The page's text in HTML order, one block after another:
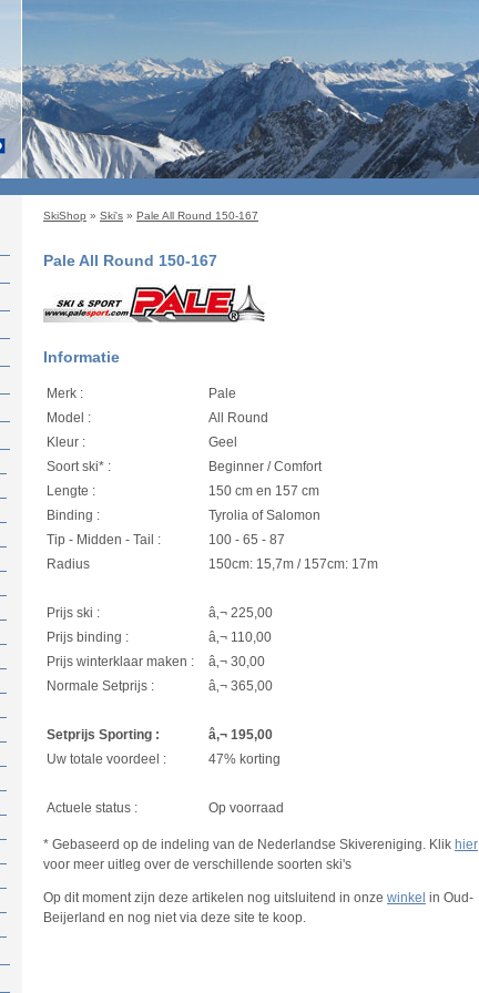
SkiShop » Ski's » Pale All Round 150-167
Pale All Round 150-167
Informatie
Merk :
Pale
Model :
All Round
Kleur :
Geel
Soort ski* :
Beginner / Comfort
Lengte :
150 cm en 157 cm
Binding :
Tyrolia of Salomon
Tip - Midden - Tail :
100 - 65 - 87
Radius
150cm: 15,7m / 157cm: 17m
Prijs ski :
â‚¬ 225,00
Prijs binding :
â‚¬ 110,00
Prijs winterklaar maken :
â‚¬ 30,00
Normale Setprijs :
â‚¬ 365,00
Setprijs Sporting :
â‚¬ 195,00
Uw totale voordeel :
47% korting
Actuele status : Op voorraad
* Gebaseerd op de indeling van de Nederlandse Skivereniging. Klik hier
voor meer uitleg over de verschillende soorten ski's
Op dit moment zijn deze artikelen nog uitsluitend in onze winkel in Oud-
Beijerland en nog niet via deze site te koop.